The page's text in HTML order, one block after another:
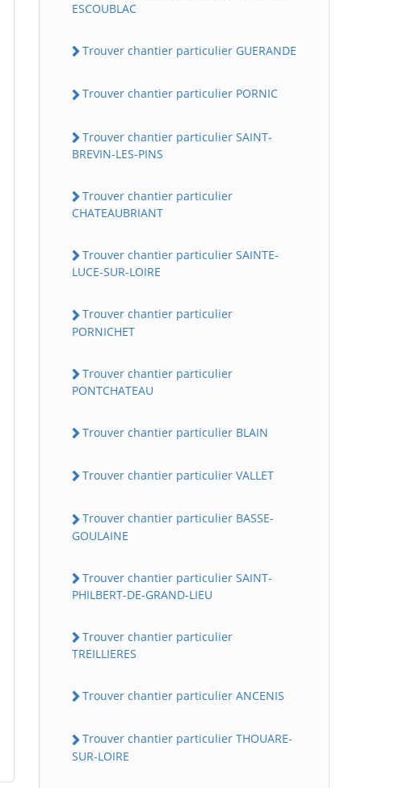
ESCOUBLAC
Trouver chantier particulier GUERANDE
Trouver chantier particulier PORNIC
Trouver chantier particulier SAINT-
BREVIN-LES-PINS
Trouver chantier particulier
CHATEAUBRIANT
Trouver chantier particulier SAINTE-
LUCE-SUR-LOIRE
Trouver chantier particulier
PORNICHET
Trouver chantier particulier
PONTCHATEAU
Trouver chantier particulier BLAIN
Trouver chantier particulier VALLET
Trouver chantier particulier BASSE-
GOULAINE
Trouver chantier particulier SAINT-
PHILBERT-DE-GRAND-LIEU
Trouver chantier particulier
TREILLIERES
Trouver chantier particulier ANCENIS
Trouver chantier particulier THOUARE-
SUR-LOIRE